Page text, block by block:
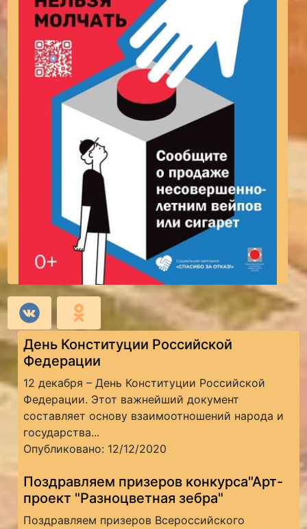
День Конституции Российской
Федерации
12 декабря – День Конституции Российской
Федерации. Этот важнейший документ
составляет основу взаимоотношений народа и
государства...
Опубликовано: 12/12/2020
Поздравляем призеров конкурса"Арт-
проект "Разноцветная зебра"
Поздравляем призеров Всероссийского